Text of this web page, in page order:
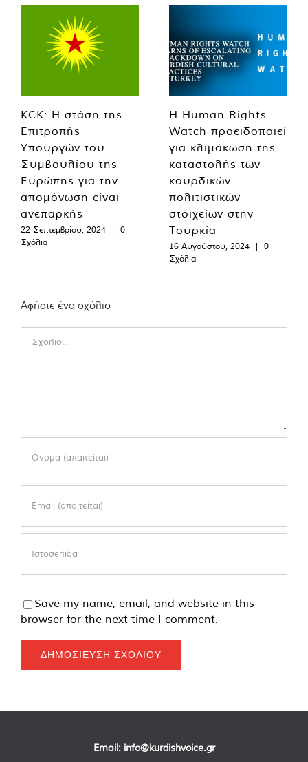
KCK: Η στάση της
Επιτροπής
Υπουργών του
Συμβουλίου της
Ευρώπης για την
απομόνωση είναι
ανεπαρκής
22 Σεπτεμβρίου, 2024 |
0
Σχόλια
Η Human Rights
Watch προειδοποιεί
για κλιμάκωση της
καταστολής των
κουρδικών
πολιτιστικών
στοιχείων στην
Τουρκία
16 Αυγούστου, 2024 |
0
Σχόλια
Αφήστε ένα σχόλιο
Save my name, email, and website in this
browser for the next time I comment.
Email: info@kurdishvoice.gr